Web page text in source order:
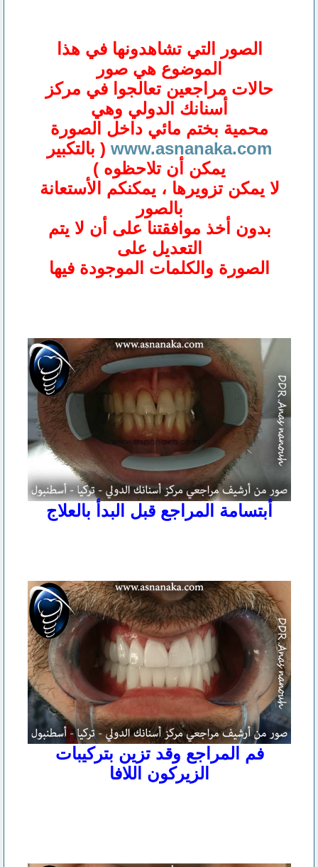
الصور التي تشاهدونها في هذا
الموضوع هي صور
حالات مراجعين تعالجوا في مركز
أسنانك الدولي وهي
محمية بختم مائي داخل الصورة
www.asnanaka.com( بالتكبير
يمكن أن تلاحظوه )
لا يمكن تزويرها ، يمكنكم الأستعانة
بالصور
بدون أخذ موافقتنا على أن لا يتم
التعديل على
الصورة والكلمات الموجودة فيها
أبتسامة المراجع قبل البدأ بالعلاج
فم المراجع وقد تزين بتركيبات
الزيركون اللافا